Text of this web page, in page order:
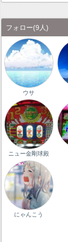
フォロー(9人)
ウサ
ニュー金剛球殿
にゃんこう